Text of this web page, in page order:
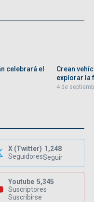
celebrará el
Crean
explorar la
4 de
X (Twitter) 1,248
SeguidoresSeguir
Youtube 5,345
Suscriptores
Suscribirse